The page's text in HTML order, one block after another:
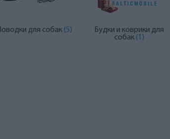
Поводки для собак (5)
Будки и коврики для
собак (1)